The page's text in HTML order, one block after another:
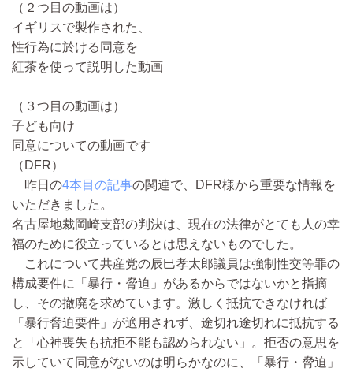
（２つ目の動画は）
イギリスで製作された、
性行為に於ける同意を
紅茶を使って説明した動画
（３つ目の動画は）
子ども向け
同意についての動画です
（DFR）
昨日の4本目の記事の関連で、DFR様から重要な情報を
いただきました。
名古屋地裁岡崎支部の判決は、現在の法律がとても人の幸
福のために役立っているとは思えないものでした。
これについて共産党の辰巳孝太郎議員は強制性交等罪の
構成要件に「暴行・脅迫」があるからではないかと指摘
し、その撤廃を求めています。激しく抵抗できなければ
「暴行脅迫要件」が適用されず、途切れ途切れに抵抗する
と「心神喪失も抗拒不能も認められない」。拒否の意思を
示していて同意がないのは明らかなのに、「暴行・脅迫」